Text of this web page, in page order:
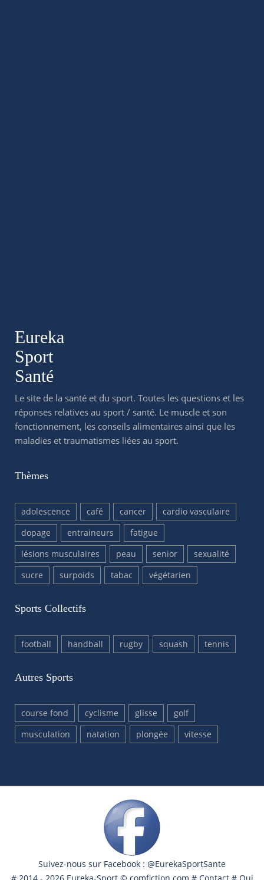
Eureka
Sport
Santé
Le site de la santé et du sport. Toutes les questions et les
réponses relatives au sport / santé. Le muscle et son
fonctionnement, les conseils alimentaires ainsi que les
maladies et traumatismes liées au sport.
Thèmes
adolescence café cancer
cardio vasculaire
dopage
entraineurs
fatigue
lésions musculaires
peau senior
sexualité
sucre
surpoids tabac végétarien
Sports Collectifs
football handball rugby squash tennis
Autres Sports
course fond cyclisme glisse
golf
musculation
natation plongée vitesse
Suivez-nous sur Facebook : @EurekaSportSante